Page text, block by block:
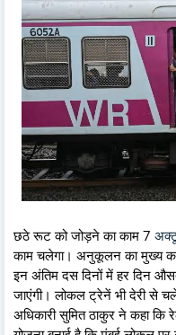
छठे रूट को जोड़ने का काम 7
काम चलेगा। अनुकूलन का मुख्य
इन अंतिम दस दिनों में हर दिन
जाएंगी। लोकल ट्रेनें भी देरी से
अधिकारी सुमित ठाकुर ने कहा कि